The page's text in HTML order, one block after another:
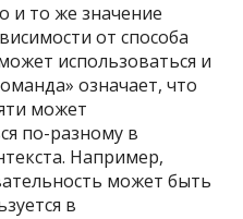
и то же значение
от способа
использоваться и
означает, что
может
по-разному в
Например,
может быть
в